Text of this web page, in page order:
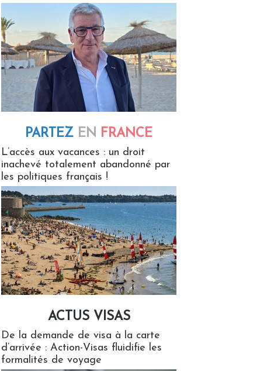
PARTEZ EN FRANCE
L’accès aux vacances : un droit
inachevé totalement abandonné par
les politiques français !
ACTUS VISAS
De la demande de visa à la carte
d’arrivée : Action-Visas fluidifie les
formalités de voyage